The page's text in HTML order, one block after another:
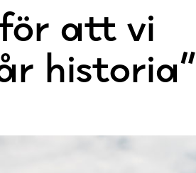
att vi
historia”